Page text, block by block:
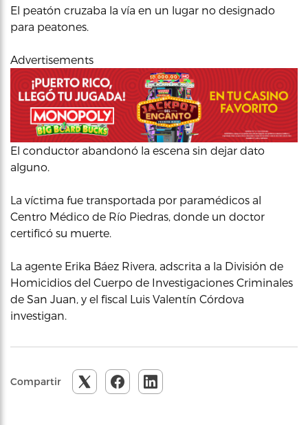
El peatón cruzaba la vía en un lugar no designado
para peatones.
Advertisements
El conductor abandonó la escena sin dejar dato
alguno.
La víctima fue transportada por paramédicos al
Centro Médico de Río Piedras, donde un doctor
certificó su muerte.
La agente Erika Báez Rivera, adscrita a la División de
Homicidios del Cuerpo de Investigaciones Criminales
de San Juan, y el fiscal Luis Valentín Córdova
investigan.
Compartir